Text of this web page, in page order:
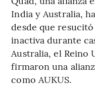
India y Australia,
desde que
inactiva durante
Australia, el Reino
firmaron una
como AUKUS.